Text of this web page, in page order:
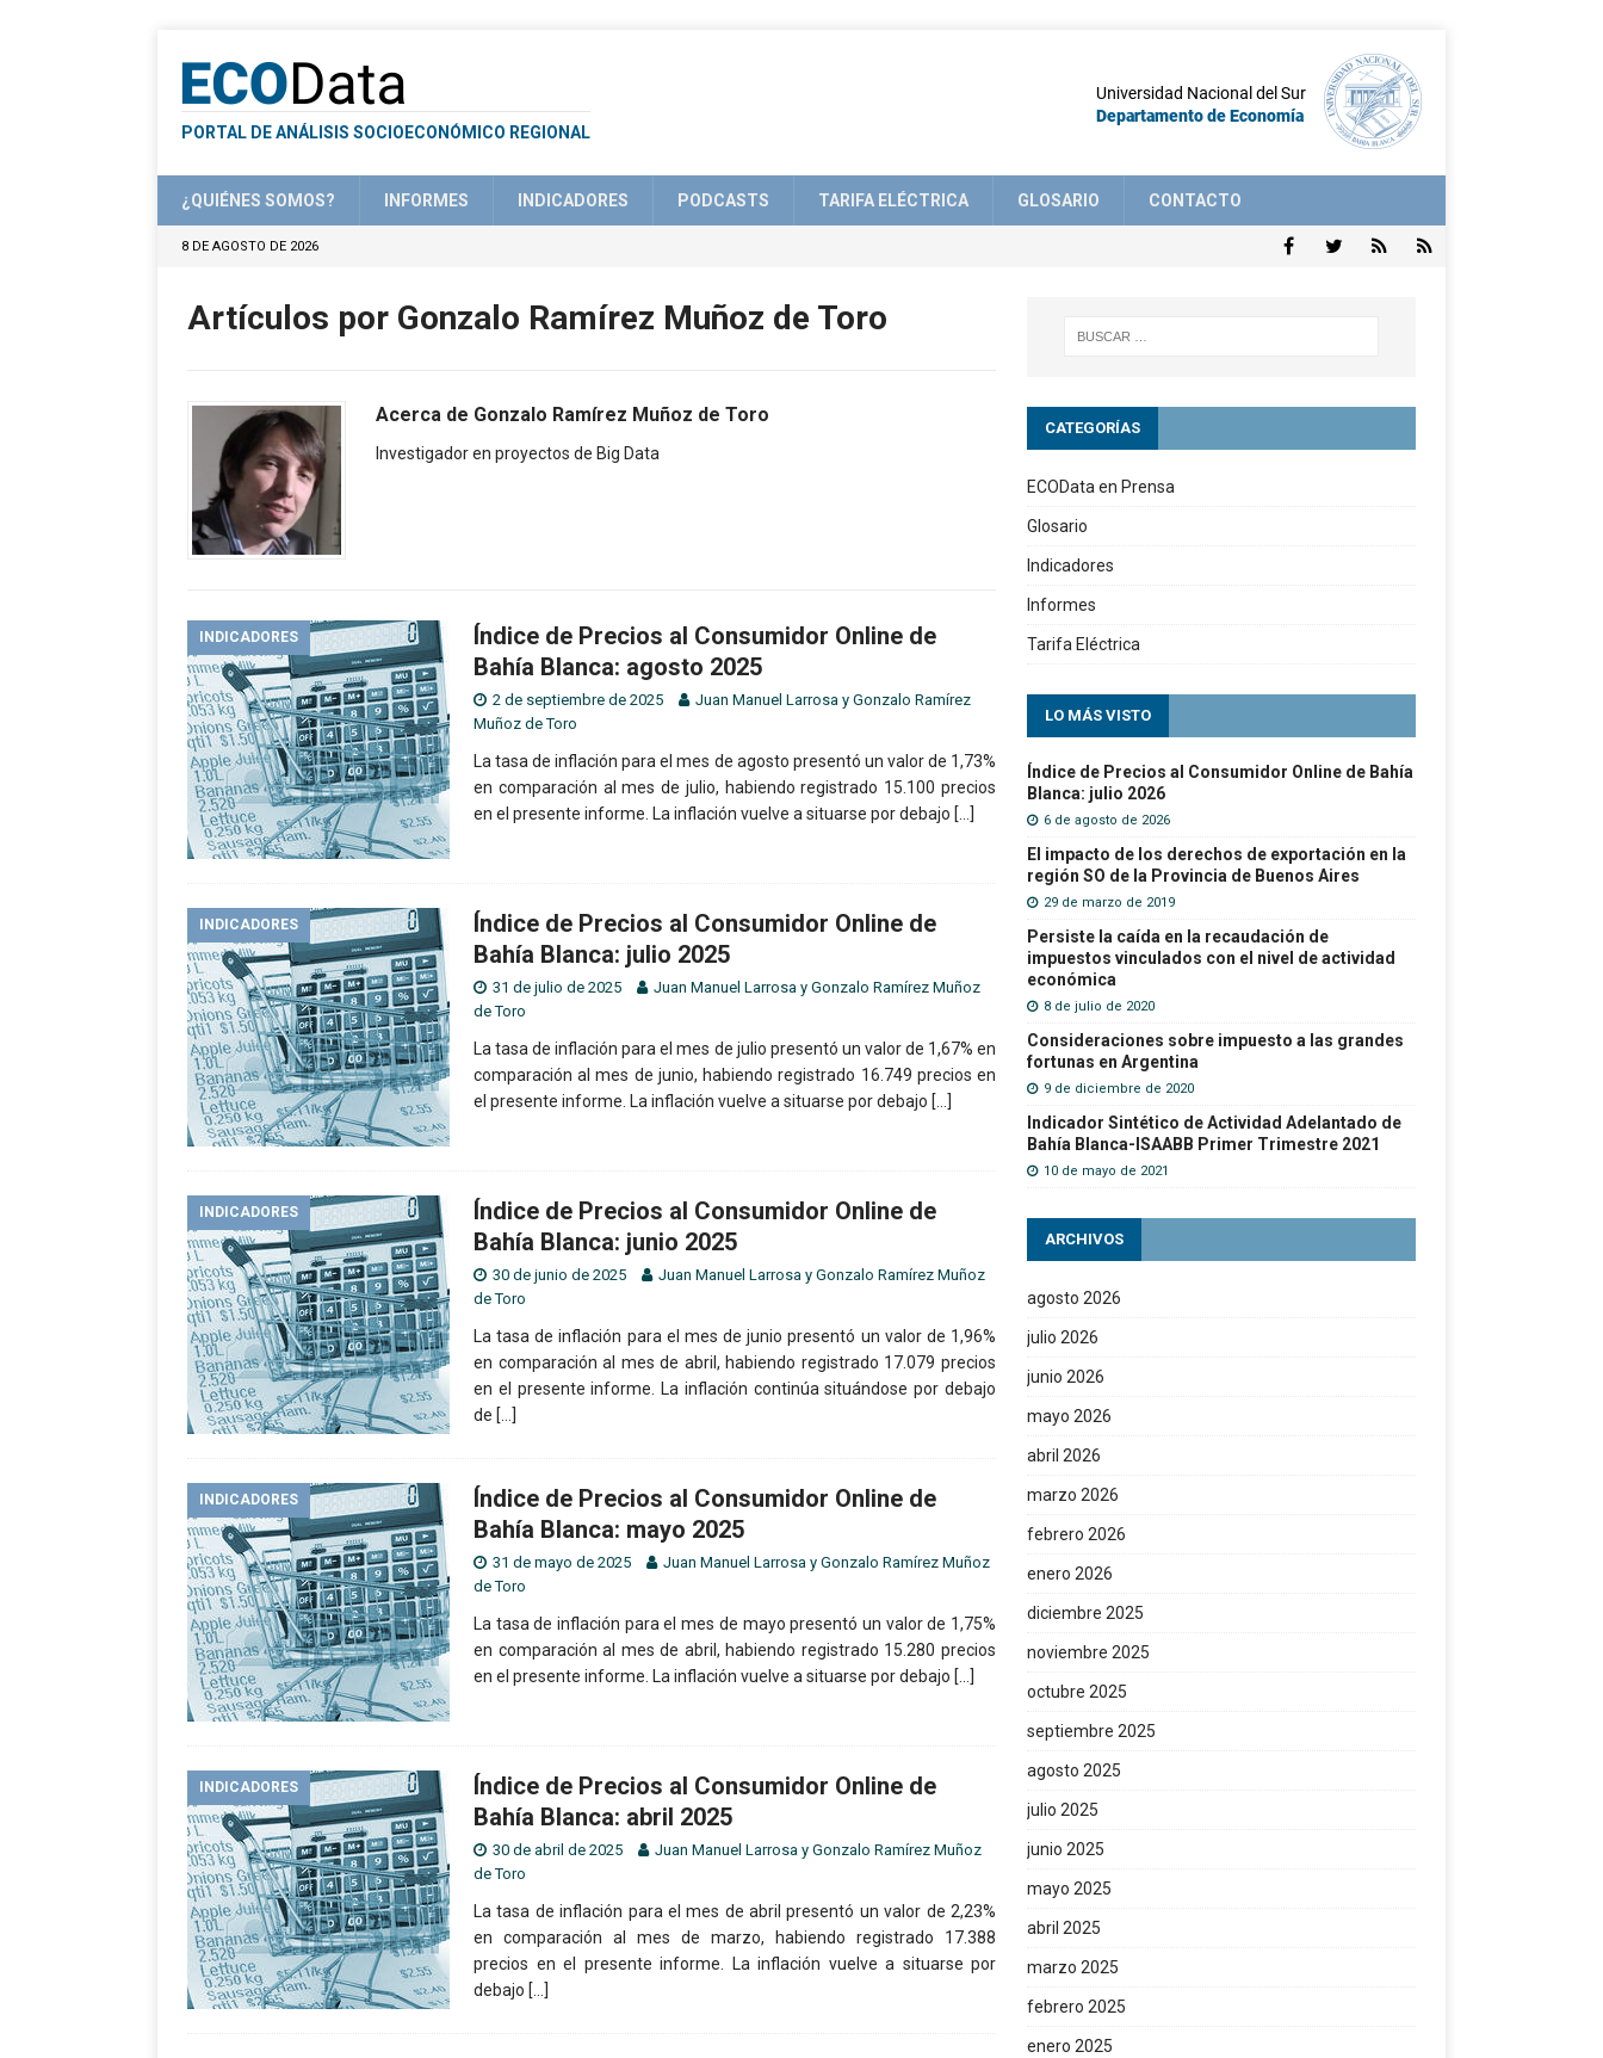
PORTAL DE ANÁLISIS SOCIOECONÓMICO REGIONAL
¿QUIÉNES SOMOS? INFORMES INDICADORES PODCASTS TARIFA ELÉCTRICA GLOSARIO CONTACTO
8 DE AGOSTO DE 2026
Artículos por Gonzalo Ramírez Muñoz de Toro
Acerca de Gonzalo Ramírez Muñoz de Toro
Investigador en proyectos de Big Data
INDICADORES
Índice de Precios al Consumidor Online de
Bahía Blanca: agosto 2025
2 de septiembre de 2025 Juan Manuel Larrosa y Gonzalo Ramírez
Muñoz de Toro
La tasa de inflación para el mes de agosto presentó un valor de 1,73%
en comparación al mes de julio, habiendo registrado 15.100 precios
en el presente informe. La inflación vuelve a situarse por debajo […]
INDICADORES
Índice de Precios al Consumidor Online de
Bahía Blanca: julio 2025
31 de julio de 2025 Juan Manuel Larrosa y Gonzalo Ramírez Muñoz
de Toro
La tasa de inflación para el mes de julio presentó un valor de 1,67% en
comparación al mes de junio, habiendo registrado 16.749 precios en
el presente informe. La inflación vuelve a situarse por debajo […]
INDICADORES
Índice de Precios al Consumidor Online de
Bahía Blanca: junio 2025
30 de junio de 2025 Juan Manuel Larrosa y Gonzalo Ramírez Muñoz
de Toro
La tasa de inflación para el mes de junio presentó un valor de 1,96%
en comparación al mes de abril, habiendo registrado 17.079 precios
en el presente informe. La inflación continúa situándose por debajo
de […]
INDICADORES
Índice de Precios al Consumidor Online de
Bahía Blanca: mayo 2025
31 de mayo de 2025 Juan Manuel Larrosa y Gonzalo Ramírez Muñoz
de Toro
La tasa de inflación para el mes de mayo presentó un valor de 1,75%
en comparación al mes de abril, habiendo registrado 15.280 precios
en el presente informe. La inflación vuelve a situarse por debajo […]
INDICADORES
Índice de Precios al Consumidor Online de
Bahía Blanca: abril 2025
30 de abril de 2025 Juan Manuel Larrosa y Gonzalo Ramírez Muñoz
de Toro
La tasa de inflación para el mes de abril presentó un valor de 2,23%
en comparación al mes de marzo, habiendo registrado 17.388
precios en el presente informe. La inflación vuelve a situarse por
debajo […]
CATEGORÍAS
ECOData en Prensa
Glosario
Indicadores
Informes
Tarifa Eléctrica
LO MÁS VISTO
Índice de Precios al Consumidor Online de Bahía
Blanca: julio 2026
6 de agosto de 2026
El impacto de los derechos de exportación en la
región SO de la Provincia de Buenos Aires
29 de marzo de 2019
Persiste la caída en la recaudación de
impuestos vinculados con el nivel de actividad
económica
8 de julio de 2020
Consideraciones sobre impuesto a las grandes
fortunas en Argentina
9 de diciembre de 2020
Indicador Sintético de Actividad Adelantado de
Bahía Blanca-ISAABB Primer Trimestre 2021
10 de mayo de 2021
ARCHIVOS
agosto 2026
julio 2026
junio 2026
mayo 2026
abril 2026
marzo 2026
febrero 2026
enero 2026
diciembre 2025
noviembre 2025
octubre 2025
septiembre 2025
agosto 2025
julio 2025
junio 2025
mayo 2025
abril 2025
marzo 2025
febrero 2025
enero 2025